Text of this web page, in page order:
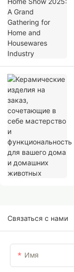
Связаться с нами
Имя